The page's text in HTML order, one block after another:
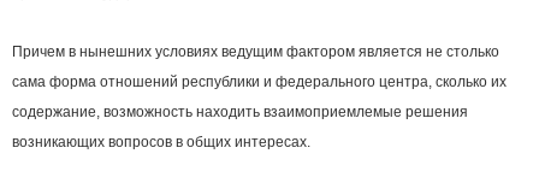
Причем в нынешних условиях ведущим фактором является не столько
сама форма отношений республики и федерального центра, сколько их
содержание, возможность находить взаимоприемлемые решения
возникающих вопросов в общих интересах.